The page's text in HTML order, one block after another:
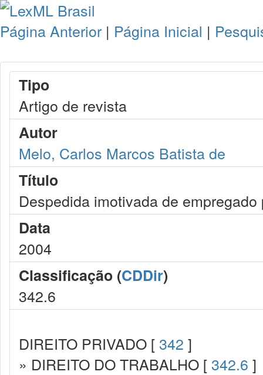
Página Anterior | Página Inicial |
Tipo
Artigo de revista
Autor
Melo, Carlos Marcos Batista de
Título
Despedida imotivada de
Data
2004
Classificação (CDDir)
342.6
DIREITO PRIVADO [ 342 ]
» DIREITO DO TRABALHO [ 342.6 ]